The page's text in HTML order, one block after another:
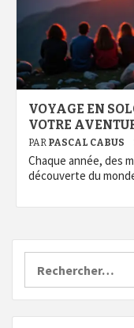
VOYAGE EN
VOTRE
PAR PASCAL CABUS
Chaque année, des
découverte du